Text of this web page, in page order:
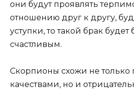
они будут проявлять
отношению друг к другу,
уступки, то такой брак будет
счастливым.
Скорпионы схожи не
качествами, но и